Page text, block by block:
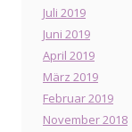
Juli 2019
Juni 2019
April 2019
März 2019
Februar 2019
November 2018